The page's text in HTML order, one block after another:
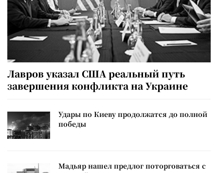
Лавров указал США реальный путь
завершения конфликта на Украине
Удары по Киеву продолжатся до полной
победы
Мадьяр нашел предлог поторговаться с